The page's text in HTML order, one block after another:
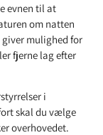
evnen til at
om natten
mulighed for
fjerne lag efter
i
skal du vælge
overhovedet.